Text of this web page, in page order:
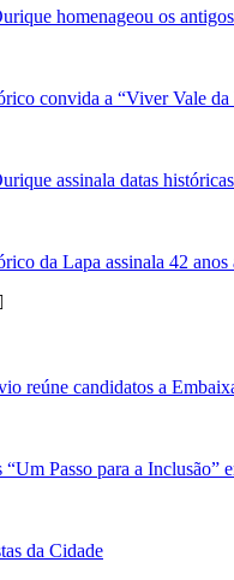
homenageou os
convida a “Viver Vale da
assinala datas
da Lapa assinala 42 anos
reúne candidatos a
“Um Passo para a
da Cidade